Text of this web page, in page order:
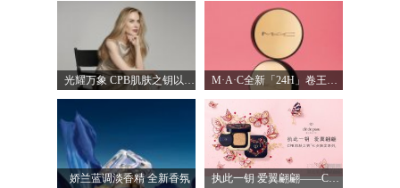
娇兰蓝调淡香精 全新香氛 执此一钥 爱翼翩翩——CPB肌肤之钥臻献